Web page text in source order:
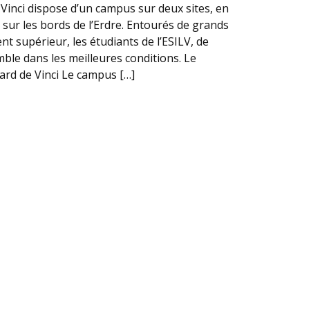
dispose d’un campus sur deux sites, en
les bords de l’Erdre. Entourés de grands
supérieur, les étudiants de l’ESILV, de
dans les meilleures conditions. Le
de Vinci Le campus […]